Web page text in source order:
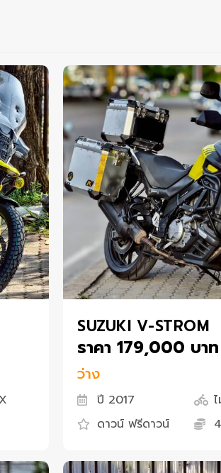
SUZUKI V-STROM
ราคา 179,000 บาท
ว่าง
ปี 2017
ดาวน์ ฟรีดาวน์